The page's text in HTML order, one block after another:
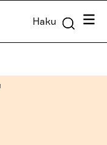
Haku